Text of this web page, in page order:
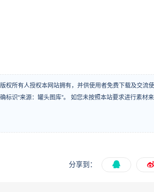
权所有人授权本网站拥有，并供使用者免费下载及交流使
标识“来源：罐头图库”。 如您未按照本站要求进行素材来
分享到：